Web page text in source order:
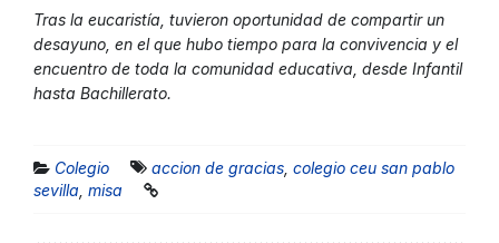
Tras la eucaristía, tuvieron oportunidad de compartir un
desayuno, en el que hubo tiempo para la convivencia y el
encuentro de toda la comunidad educativa, desde Infantil
hasta Bachillerato.
Colegio accion de gracias colegio ceu san pablo
sevilla misa